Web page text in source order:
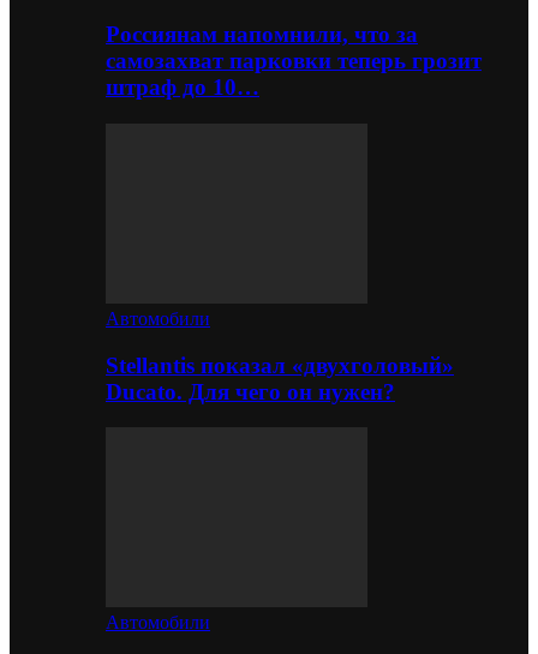
Россиянам напомнили, что за
самозахват парковки теперь грозит
штраф до 10…
Автомобили
Stellantis показал «двухголовый»
Ducato. Для чего он нужен?
Автомобили